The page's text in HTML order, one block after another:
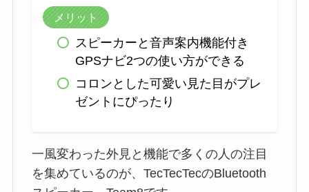
メリット
スピーカーと音声案内機能付き
GPSナビ2つの使い方ができる
コロンとした可愛い見た目がプレ
ゼントにぴったり
一風変わった外見と機能で多くの人の注目
を集めているのが、TecTecTecのBluetooth